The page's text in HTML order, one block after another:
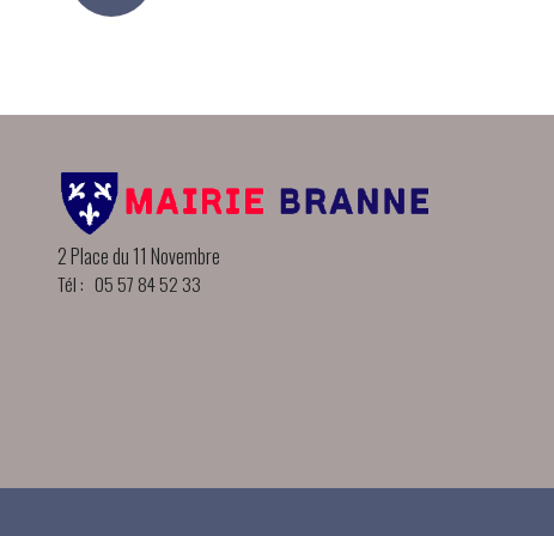
2 Place du 11 Novembre
Tél : 05 57 84 52 33